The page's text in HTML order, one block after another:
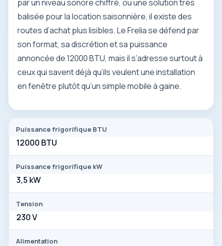
par un niveau sonore chiffré, ou une solution très
balisée pour la location saisonnière, il existe des
routes d’achat plus lisibles. Le Frelia se défend par
son format, sa discrétion et sa puissance
annoncée de 12000 BTU, mais il s’adresse surtout à
ceux qui savent déjà qu’ils veulent une installation
en fenêtre plutôt qu’un simple mobile à gaine.
Puissance frigorifique BTU
12000 BTU
Puissance frigorifique kW
3,5 kW
Tension
230 V
Alimentation